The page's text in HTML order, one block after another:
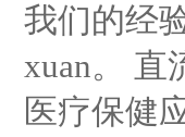
我们的经
xuan。 直
医疗保健